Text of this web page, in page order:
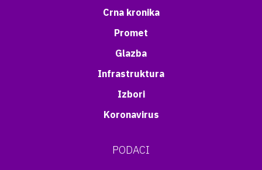
Crna kronika
Promet
Glazba
Infrastruktura
Izbori
Koronavirus
PODACI